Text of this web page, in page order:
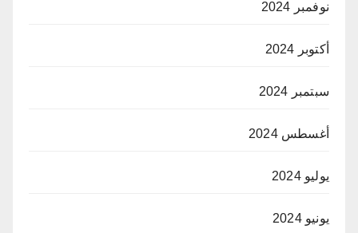
نوفمبر 2024
أكتوبر 2024
سبتمبر 2024
أغسطس 2024
يوليو 2024
يونيو 2024